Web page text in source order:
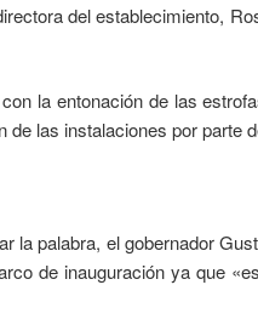
del establecimiento,
la entonación de las
de las instalaciones por parte
la palabra, el gobernador
de inauguración ya que